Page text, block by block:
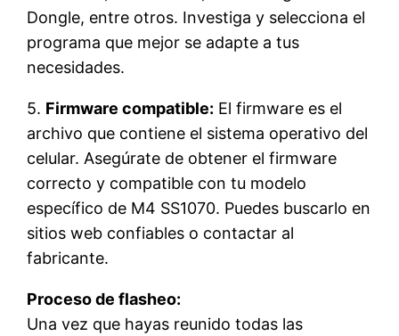
Dongle, entre otros. Investiga y selecciona el
programa que mejor se adapte a tus
necesidades.
5. Firmware compatible: El firmware es el
archivo que contiene el sistema operativo del
celular. Asegúrate de obtener el firmware
correcto y compatible con tu modelo
específico de M4 SS1070. Puedes buscarlo en
sitios web confiables o contactar al
fabricante.
Proceso de flasheo:
Una vez que hayas reunido todas las